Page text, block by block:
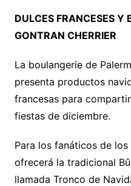
DULCES FRANCESES Y
GONTRAN CHERRIER
La boulangerie de
presenta productos
francesas para
fiestas de diciembre.
Para los fanáticos de
ofrecerá la tradicional
llamada Tronco de